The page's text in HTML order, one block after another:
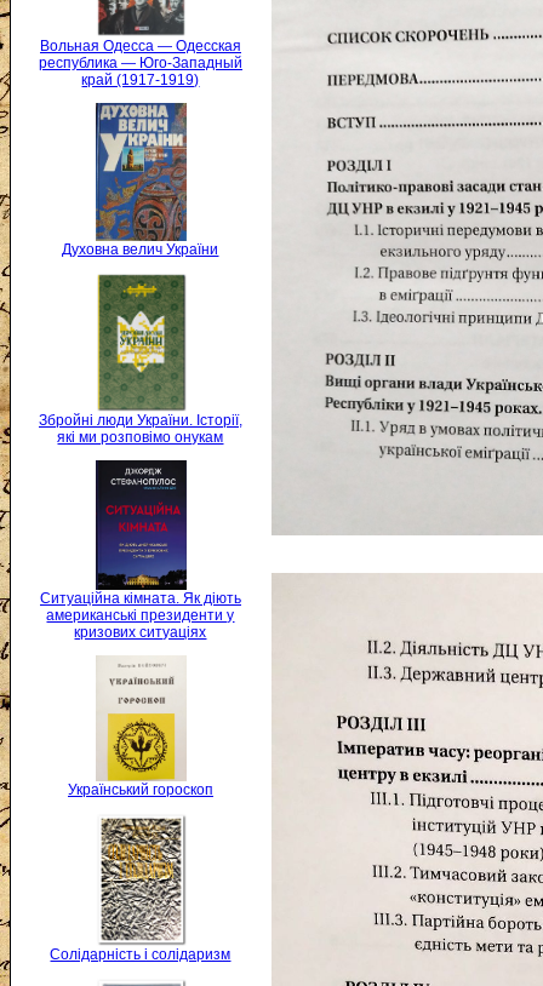
Вольная Одесса — Одесская
республика — Юго-Западный
край (1917-1919)
Духовна велич України
Збройні люди України. Історії,
які ми розповімо онукам
Ситуаційна кімната. Як діють
американські президенти у
кризових ситуаціях
Український гороскоп
Солідарність і солідаризм